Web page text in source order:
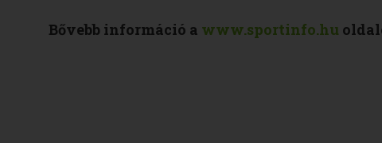
Bővebb információ a www.sportinfo.hu